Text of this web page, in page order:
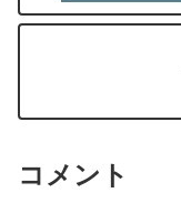
コメント